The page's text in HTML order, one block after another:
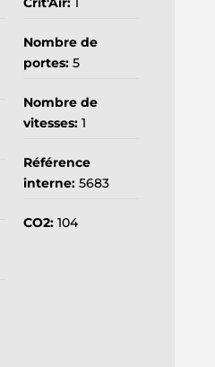
Nombre de
portes: 5
Nombre de
vitesses: 1
Référence
interne: 5683
CO2: 104